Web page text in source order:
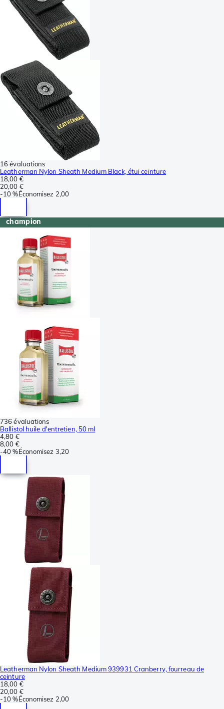
16 évaluations
Leatherman Nylon Sheath Medium Black, étui ceinture
18,00 €
20,00 €
-10 %Économisez 2,00
champion
736 évaluations
Ballistol huile d'entretien, 50 ml
4,80 €
8,00 €
-40 %Économisez 3,20
Leatherman Nylon Sheath Medium 939931 Cranberry, fourreau de
ceinture
18,00 €
20,00 €
-10 %Économisez 2,00